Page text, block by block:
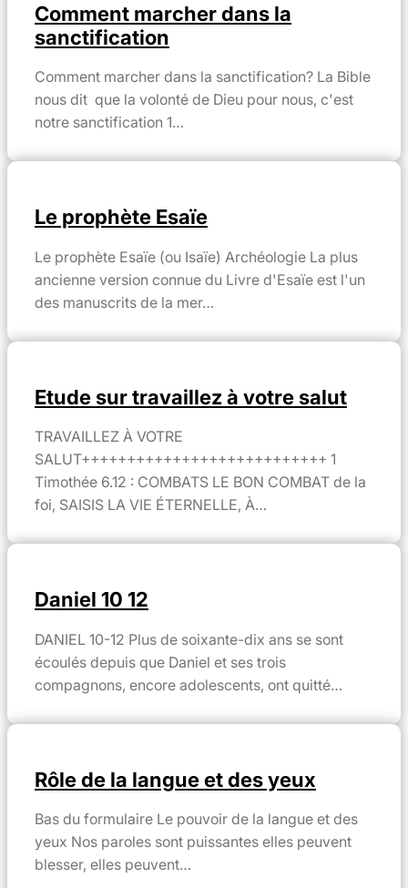
Comment marcher dans la
sanctification
Comment marcher dans la sanctification? La Bible
nous dit que la volonté de Dieu pour nous, c'est
notre sanctification 1…
Le prophète Esaïe
Le prophète Esaïe (ou Isaïe) Archéologie La plus
ancienne version connue du Livre d'Esaïe est l'un
des manuscrits de la mer…
Etude sur travaillez à votre salut
TRAVAILLEZ À VOTRE
SALUT+++++++++++++++++++++++++++ 1
Timothée 6.12 : COMBATS LE BON COMBAT de la
foi, SAISIS LA VIE ÉTERNELLE, À…
Daniel 10 12
DANIEL 10-12 Plus de soixante-dix ans se sont
écoulés depuis que Daniel et ses trois
compagnons, encore adolescents, ont quitté…
Rôle de la langue et des yeux
Bas du formulaire Le pouvoir de la langue et des
yeux Nos paroles sont puissantes elles peuvent
blesser, elles peuvent…